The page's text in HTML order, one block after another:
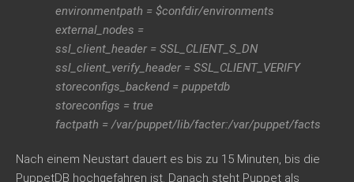
environmentpath = $confdir/environments
external_nodes =
ssl_client_header = SSL_CLIENT_S_DN
ssl_client_verify_header = SSL_CLIENT_VERIFY
storeconfigs_backend = puppetdb
storeconfigs = true
factpath = /var/puppet/lib/facter:/var/puppet/facts
Nach einem Neustart dauert es bis zu 15 Minuten, bis die
PuppetDB hochgefahren ist. Danach steht Puppet als